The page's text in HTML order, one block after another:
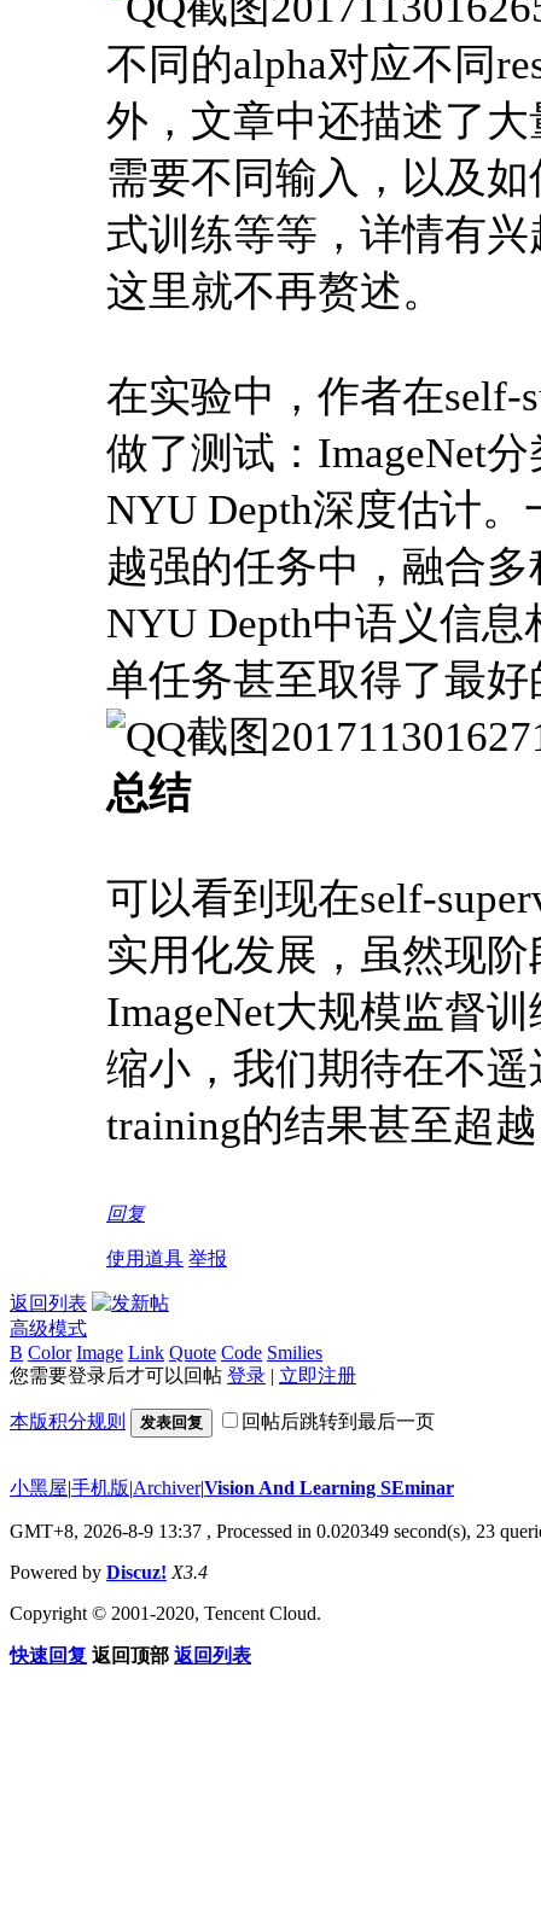
不同的alpha对应不同
外，文章中还描述了
需要不同输入，以及
式训练等等，详情有
这里就不再赘述。
在实验中，作者在self-
做了测试：ImageNet
NYU Depth深度估计
越强的任务中，融合
NYU Depth中语义信
单任务甚至取得了最
总结
可以看到现在self-
实用化发展，虽然现
ImageNet大规模监督
缩小，我们期待在不遥
training的结果甚至超
回复
使用道具 举报
返回列表
高级模式
B Color Image Link Quote Code Smilies
您需要登录后才可以回帖 登录 | 立即注册
本版积分规则 发表回复 回帖后跳转到最后一页
小黑屋|手机版|Archiver|Vision And Learning SEminar
GMT+8, 2026-8-9 13:37 , Processed in 0.020349 second(s), 23
Powered by Discuz! X3.4
Copyright © 2001-2020, Tencent Cloud.
快速回复 返回顶部 返回列表